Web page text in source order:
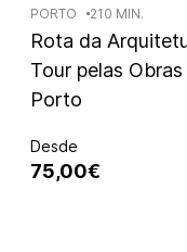
PORTO 210 MIN.
Rota da
Tour pelas
Porto
Desde
75,00€